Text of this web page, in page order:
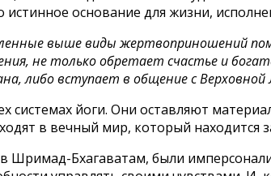
основание для жизни,
выше виды жертвоприношений
не только обретает счастье и
либо вступает в общение с
системах йоги. Они оставляют
в вечный мир, который находится
Бхагаватам, были